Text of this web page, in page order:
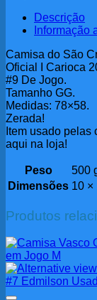
Descrição
Informação
Camisa do São
Oficial I Carioca
#9 De Jogo.
Tamanho GG.
Medidas: 78×58.
Zerada!
Item usado
aqui na loja!
Peso
500
Dimensões 10 ×
Produtos